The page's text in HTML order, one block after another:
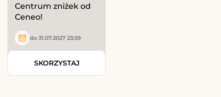
Centrum zniżek od
Ceneo!
do 31.07.2027 23:59
SKORZYSTAJ